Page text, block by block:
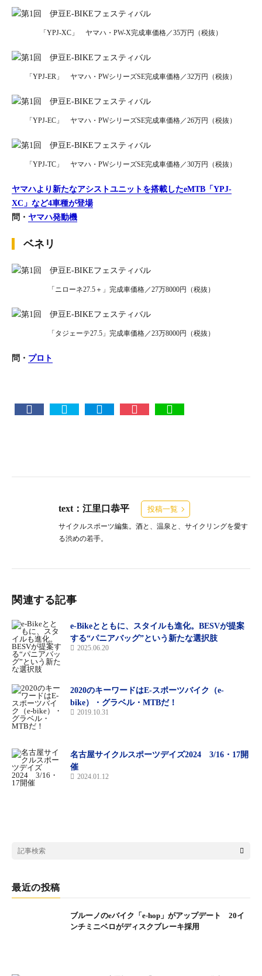
「YPJ-XC」 ヤマハ・PW-X完成車価格／35万円（税抜）
「YPJ-ER」 ヤマハ・PWシリーズSE完成車価格／32万円（税抜）
「YPJ-EC」 ヤマハ・PWシリーズSE完成車価格／26万円（税抜）
「YPJ-TC」 ヤマハ・PWシリーズSE完成車価格／30万円（税抜）
ヤマハより新たなアシストユニットを搭載したeMTB「YPJ-
XC」など4車種が登場
問・ ヤマハ発動機
ベネリ
「ニローネ27.5＋」完成車価格／27万8000円（税抜）
「タジェーテ27.5」完成車価格／23万8000円（税抜）
問・ プロト
text：江里口恭平 投稿一覧
サイクルスポーツ編集。酒と、温泉と、サイクリングを愛す
る渋めの若手。
関連する記事
e-Bikeとともに、スタイルも進化。BESVが提案
する“パニアバッグ”という新たな選択肢
2025.06.20
2020のキーワードはE-スポーツバイク（e-
bike）・グラベル・MTBだ！
2019.10.31
名古屋サイクルスポーツデイズ2024 3/16・17開
催
2024.01.12
最近の投稿
ブルーノのeバイク「e-hop」がアップデート 20イ
ンチミニベロがディスクブレーキ採用